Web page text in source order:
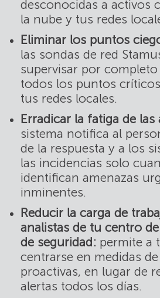
desconocidas a activos
la nube y tus redes
Eliminar los puntos
las sondas de red
supervisar por
todos los puntos
tus redes locales.
Erradicar la fatiga de las
sistema notifica al
de la respuesta y a los
las incidencias solo
identifican amenazas
inminentes.
Reducir la carga de
analistas de tu centro
de seguridad: permite a
centrarse en medidas
proactivas, en lugar de
alertas todos los días.